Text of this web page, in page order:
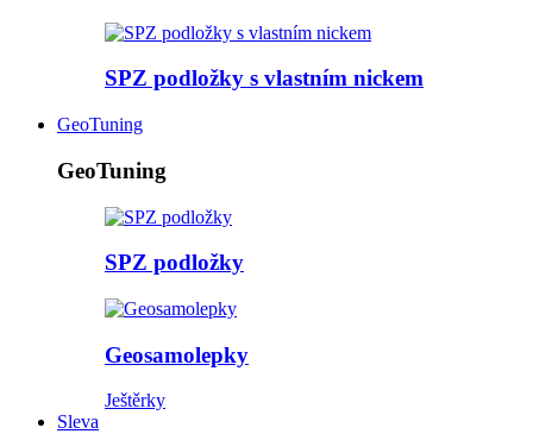
SPZ podložky s vlastním nickem
GeoTuning
GeoTuning
SPZ podložky
Geosamolepky
Ještěrky
Sleva